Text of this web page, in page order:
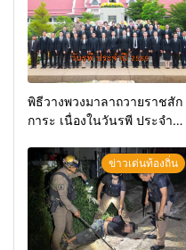
พิธีวางพวงมาลาถวายราชสัก
การะ เนื่องในวันรพี ประจำปี
วันรพี เพื่อเชื่อมความสัมพันธ์
อันดีของหน่วยงานใน
กระบวนการยุติธรรม
ข่าวเด่นท้องถิ่น